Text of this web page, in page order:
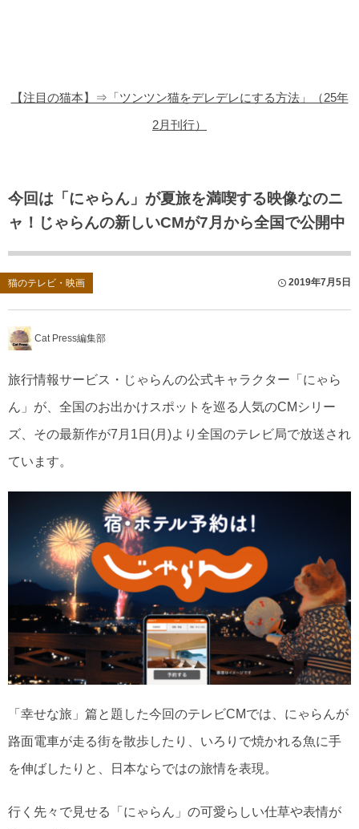
【注目の猫本】⇒「ツンツン猫をデレデレにする方法」（25年
2月刊行）
今回は「にゃらん」が夏旅を満喫する映像なのニ
ャ！じゃらんの新しいCMが7月から全国で公開中
猫のテレビ・映画 2019年7月5日
Cat Press編集部
旅行情報サービス・じゃらんの公式キャラクター「にゃら
ん」が、全国のお出かけスポットを巡る人気のCMシリー
ズ、その最新作が7月1日(月)より全国のテレビ局で放送され
ています。
「幸せな旅」篇と題した今回のテレビCMでは、にゃらんが
路面電車が走る街を散歩したり、いろりで焼かれる魚に手
を伸ばしたりと、日本ならではの旅情を表現。
行く先々で見せる「にゃらん」の可愛らしい仕草や表情が
猫のゲーム・アプリ
猫のフリー写真素材